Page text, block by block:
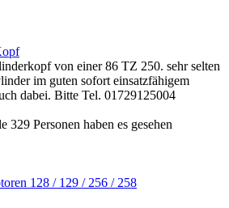
von einer 86 TZ 250. sehr selten
im guten sofort einsatzfähigem
dabei. Bitte Tel. 01729125004
329 Personen haben es gesehen